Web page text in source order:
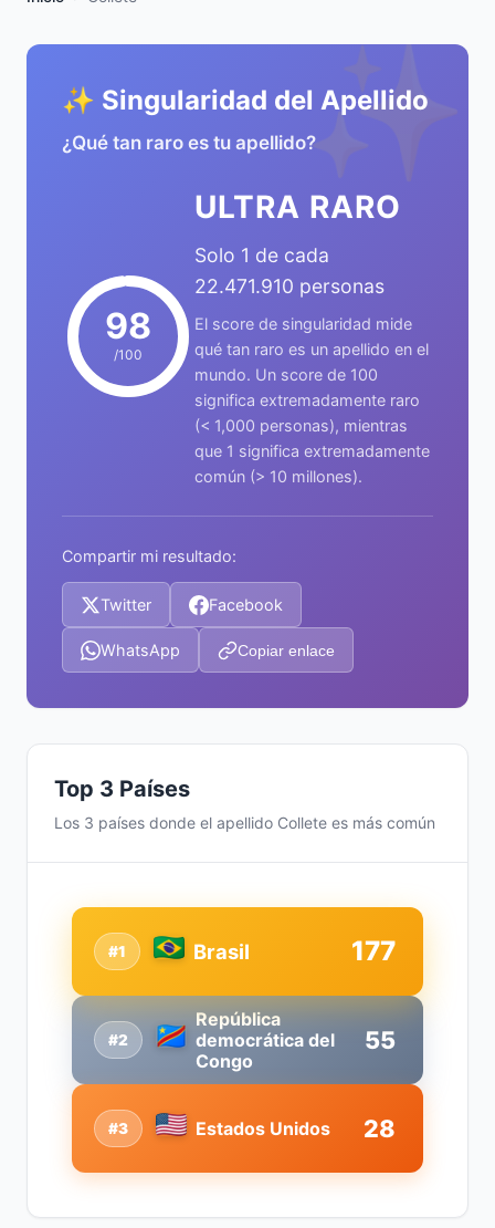
✨
✨ Singularidad del Apellido
¿Qué tan raro es tu apellido?
98
/100
ULTRA RARO
Solo 1 de cada
22.471.910 personas
El score de singularidad mide
qué tan raro es un apellido en el
mundo. Un score de 100
significa extremadamente raro
(< 1,000 personas), mientras
que 1 significa extremadamente
común (> 10 millones).
Compartir mi resultado:
Twitter Facebook
WhatsApp Copiar enlace
Top 3 Países
Los 3 países donde el apellido Collete es más común
#2
República
democrática del
Congo
55
#1 Brasil 177
#3 Estados Unidos 28